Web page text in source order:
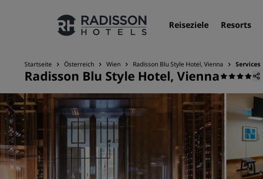
Reiseziele Resorts
Unsere Marken
Marken von Radisson Hotels
Startseite Österreich Wien Radisson Blu Style Hotel, Vienna Services
Radisson Blu Style Hotel, Vienna